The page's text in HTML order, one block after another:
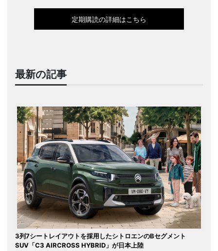
定期購読の詳細はこちら
最新の記事
3列7シートレイアウトを採用したシトロエンのBセグメント
SUV「C3 AIRCROSS HYBRID」が日本上陸